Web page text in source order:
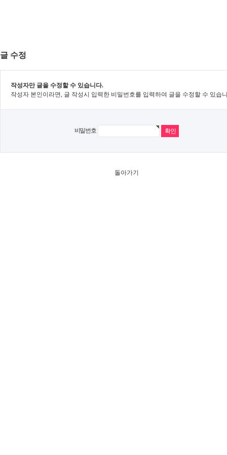
글 수정
작성자만 글을 수정할 수 있습니다.
작성자 본인이라면, 글 작성시 입력한 비밀번호를 입력하여 글을 수정할 수 있습
비밀번호
돌아가기